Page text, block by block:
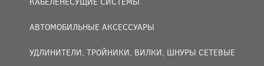
АВТОМОБИЛЬНЫЕ АКСЕССУАРЫ
УДЛИНИТЕЛИ, ТРОЙНИКИ, ВИЛКИ, ШНУРЫ СЕТЕВЫЕ